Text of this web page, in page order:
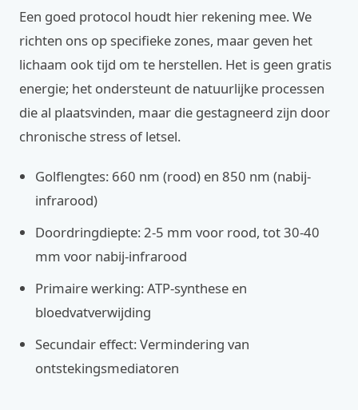
Een goed protocol houdt hier rekening mee. We
richten ons op specifieke zones, maar geven het
lichaam ook tijd om te herstellen. Het is geen gratis
energie; het ondersteunt de natuurlijke processen
die al plaatsvinden, maar die gestagneerd zijn door
chronische stress of letsel.
Golflengtes: 660 nm (rood) en 850 nm (nabij-
infrarood)
Doordringdiepte: 2-5 mm voor rood, tot 30-40
mm voor nabij-infrarood
Primaire werking: ATP-synthese en
bloedvatverwijding
Secundair effect: Vermindering van
ontstekingsmediatoren